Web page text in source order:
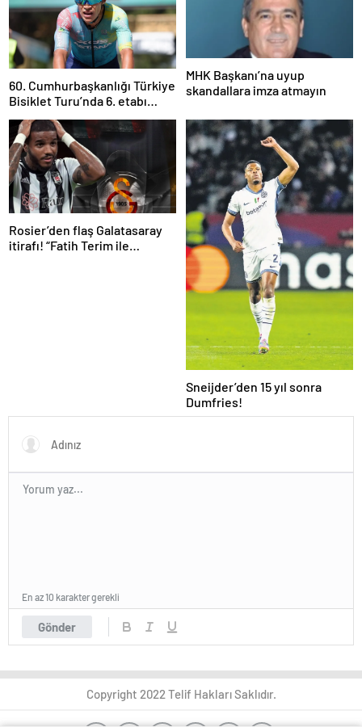
60. Cumhurbaşkanlığı Türkiye
Bisiklet Turu’nda 6. etabı
Harold Martin Lopez kazandı
MHK Başkanı’na uyup
skandallara imza atmayın
Rosier’den flaş Galatasaray
itirafı! “Fatih Terim ile
Sneijder’den 15 yıl sonra
Dumfries!
Gönder
En az 10 karakter gerekli
Copyright 2022 Telif Hakları Saklıdır.